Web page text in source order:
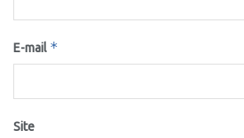
E-mail *
Site